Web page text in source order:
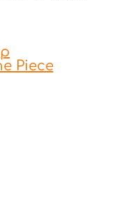
Piece